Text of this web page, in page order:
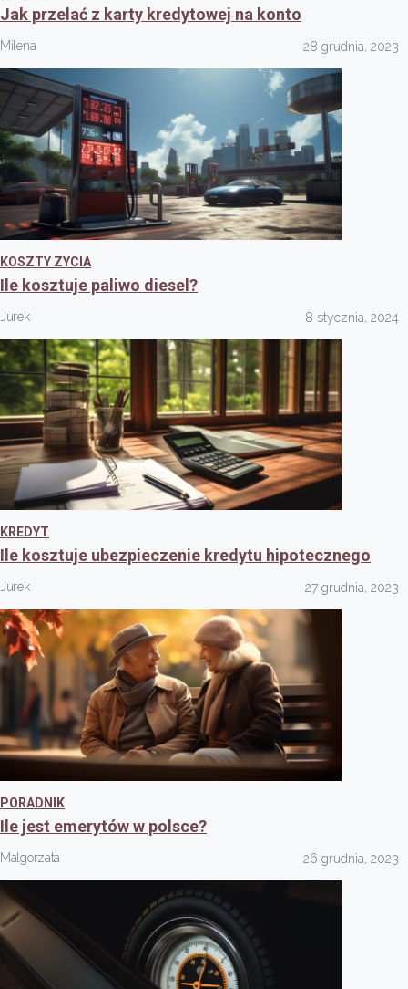
Jak przelać z karty kredytowej na konto
Milena 28 grudnia, 2023
KOSZTY ZYCIA
Ile kosztuje paliwo diesel?
Jurek 8 stycznia, 2024
KREDYT
Ile kosztuje ubezpieczenie kredytu hipotecznego
Jurek 27 grudnia, 2023
PORADNIK
Ile jest emerytów w polsce?
Malgorzata 26 grudnia, 2023